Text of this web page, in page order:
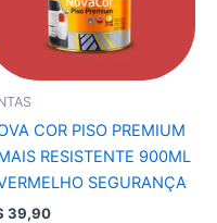
COR PISO PREMIUM
RESISTENTE 900ML
SEGURANÇA
39,90